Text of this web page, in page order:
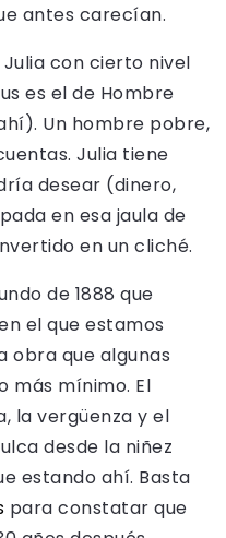
antes carecían.
con cierto nivel
es el de Hombre
Un hombre pobre,
Julia tiene
desear (dinero,
en esa jaula de
en un cliché.
de 1888 que
el que estamos
obra que algunas
más mínimo. El
la vergüenza y el
desde la niñez
estando ahí. Basta
para constatar que